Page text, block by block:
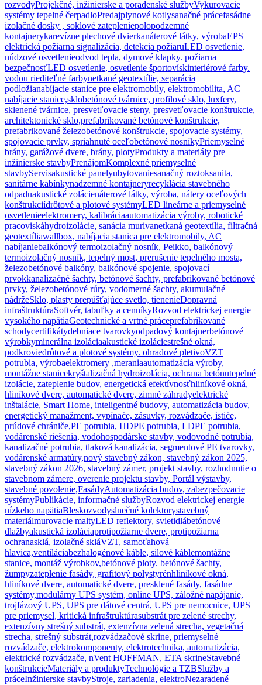
rozvodyProjekčné, inžinierske a poradenské službyVykurovacie
systémy tepelné čerpadloPredajplynové kotlysanačné prácefasádne
izolačné dosky , soklové zatepleniepolopodzemné
kontajnerykarevízne plechové dvierkanáterové látky, výrobaEPS
elektrická požiarna signalizácia, detekcia požiaruLED osvetlenie,
núdzové osvetlenieodvod tepla, dymové klapky. požiarna
bezpečnosťLED osvetlenie, osvetlenie športovískinteriérové farby.
vodou riediteľné farbynetkané geotextílie, separácia
podložianabíjacie stanice pre elektromobily, elektromobilita, AC
nabíjacie stanice,sklobetónové tvárnice, profilové sklo, luxfery,
sklenené tvárnice, presvetľovacie steny, presvetľovacie konštrukcie,
architektonické sklo,prefabrikované betónové konštrukcie,
prefabrikované železobetónové konštrukcie, spojovacie systémy,
spojovacie prvky, spriahnuté oceľobetónové nosníkyPriemyselné
brány, garážové dvere, brány, plotyProdukty a materiály pre
inžinierske stavbyPrenájomKomplexné priemyselné
stavbyServisakustické panelyubytovaniesanačný roztoksanita,
sanitárne kabínkynadzemné kontajneryrecyklácia stavebného
odpaduakustické zolácienáterové látky, výroba, nátery oceľových
konštrukciídrôtové a plotové systémyLED lineárne a priemyselné
osvetlenieelektromery, kalibráciaautomatizácia výroby, robotické
pracoviskáhydroizolácie, sanácia murivanetkaná geotextília, filtračná
geotextíliawallbox, nabíjacia stanica pre elektromobily, AC
nabíjaniebalkónový termoizolačný nosník, Peikko, balkónový
termoizolačný nosník, tepelný most, prerušenie tepelného mosta,
železobetónové balkóny, balkónové spojenie, spojovací
prvokkanalizačné šachty, betónové šachty, prefabrikované betónové
prvky, železobetónové rúry, vodomerné šachty, akumulačné
nádržeSklo, plasty prepúšťajúce svetlo, tienenieDopravná
infraštruktúraSoftvér, tabuľky a cenníkyRozvod elektrickej energie
vysokého napätiaGeotechnické a vrtné práceprefabrikované
schodycertifikátydebniace tvarovkyodpadový kontajnerbetónové
výrobkyminerálna izoláciaakustické izoláciestrešné okná,
podkroviedrôtové a plotové systémy. ohradové pletivoVZT
potrubia, výrobaelektromery ,meraniaautomatizácia výroby,
montážne stanicekryštalizačná hydroizolácia, ochrana betónutepelné
izolácie, zateplenie budov, energetická efektívnosťhliníkové okná,
hliníkové dvere, automatické dvere, zimné záhradyelektrické
inštalácie, Smart Home, inteligentné budovy, automatizácia budov,
energetický manažment, vypínače, zásuvky, rozvádzače, ističe,
prúdové chrániče,PE potrubia, HDPE potrubia, LDPE potrubia,
vodárenské riešenia, vodohospodárske stavby, vodovodné potrubia,
kanalizačné potrubia, tlaková kanalizácia, segmentové PE tvarovky,
vodárenské armatúry,nový stavebný zákon, stavebný zákon 2025,
stavebný zákon 2026, stavebný zámer, projekt stavby, rozhodnutie o
stavebnom zámere, overenie projektu stavby, Portál výstavby,
stavebné povolenie,FasádyAutomatizácia budov, zabezpečovacie
systémyPublikácie, informačné službyRozvod elektrickej energie
nízkeho napätiaBleskozvodyslnečné kolektorystavebný
materiálmurovacie maltyLED reflektory, svietidlábetónové
dlažbyakustická izoláciaprotipožiarne dvere, protipožiarna
ochranasklá, izolačné skláVZT, samoťahová
hlavica,ventiláciabezhalogénové káble, silové káblemontážne
stanice, montáž výrobkov,betónové ploty. betónové šachty,
žumpyzateplenie fasády, grafitový polystyrénhliníkové okná,
hliníkové dvere, automatické dvere, presklené fasády, fasádne
systémy,modulárny UPS systém, online UPS, záložné napájanie,
trojfázový UPS, UPS pre dátové centrá, UPS pre nemocnice, UPS
pre priemysel, kritická infraštruktúrasubstrát pre zelené strechy,
extenzívny strešný substrát, extenzívna zelená strecha, vegetačná
strecha, strešný substrát,rozvádzačové skrine, priemyselné
rozvádzače, elektrokomponenty, elektrotechnika, automatizácia,
elektrické rozvádzače, nVent HOFFMAN, ETA skrineStavebné
konštrukcieMateriály a produktyTechnológie a TZBSlužby a
práceInžinierske stavbyStroje, zariadenia, elektroNezaradené